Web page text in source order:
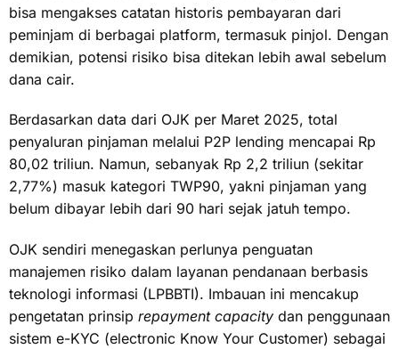
bisa mengakses catatan historis pembayaran dari
peminjam di berbagai platform, termasuk pinjol. Dengan
demikian, potensi risiko bisa ditekan lebih awal sebelum
dana cair.
Berdasarkan data dari OJK per Maret 2025, total
penyaluran pinjaman melalui P2P lending mencapai Rp
80,02 triliun. Namun, sebanyak Rp 2,2 triliun (sekitar
2,77%) masuk kategori TWP90, yakni pinjaman yang
belum dibayar lebih dari 90 hari sejak jatuh tempo.
OJK sendiri menegaskan perlunya penguatan
manajemen risiko dalam layanan pendanaan berbasis
teknologi informasi (LPBBTI). Imbauan ini mencakup
pengetatan prinsip repayment capacity dan penggunaan
sistem e-KYC (electronic Know Your Customer) sebagai